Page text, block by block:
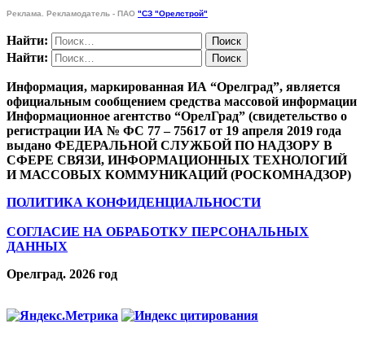
Реклама. Рекламодатель - ПАО "СЗ "Орелстрой"
Найти:
Найти:
Информация, маркированная ИА “Орелград”, является
официальным сообщением средства массовой информации
Информационное агентство “ОрелГрад” (свидетельство о
регистрации ИА № ФС 77 – 75617 от 19 апреля 2019 года
выдано ФЕДЕРАЛЬНОЙ СЛУЖБОЙ ПО НАДЗОРУ В
СФЕРЕ СВЯЗИ, ИНФОРМАЦИОННЫХ ТЕХНОЛОГИЙ
И МАССОВЫХ КОММУНИКАЦИЙ (РОСКОМНАДЗОР)
ПОЛИТИКА КОНФИДЕНЦИАЛЬНОСТИ
СОГЛАСИЕ НА ОБРАБОТКУ ПЕРСОНАЛЬНЫХ
ДАННЫХ
Орелград. 2026 год